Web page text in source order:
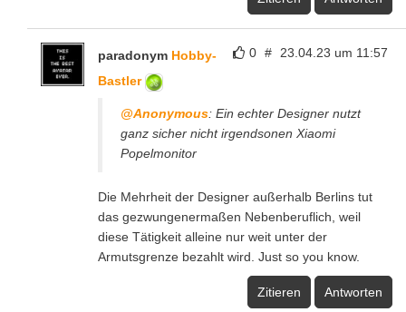
0 # 23.04.23 um 11:57
paradonym Hobby-
Bastler
@Anonymous: Ein echter Designer nutzt
ganz sicher nicht irgendsonen Xiaomi
Popelmonitor
Die Mehrheit der Designer außerhalb Berlins tut
das gezwungenermaßen Nebenberuflich, weil
diese Tätigkeit alleine nur weit unter der
Armutsgrenze bezahlt wird. Just so you know.
Zitieren Antworten